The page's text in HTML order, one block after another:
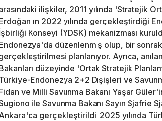
arasındaki ilişkiler, 2011 yılında 'Stratejik
Erdoğan'ın 2022 yılında gerçekleştirdiği
İşbirliği Konseyi (YDSK) mekanizması
Endonezya'da düzenlenmiş olup, bir
gerçekleştirilmesi planlanıyor. Ayrıca,
Bakanları düzeyinde 'Ortak Stratejik
Türkiye-Endonezya 2+2 Dışişleri ve
Fidan ve Milli Savunma Bakanı Yaşar
ile Savunma Bakanı Sayın Sjafrie
Ankara'da gerçekleştirildi. 2025 yılında